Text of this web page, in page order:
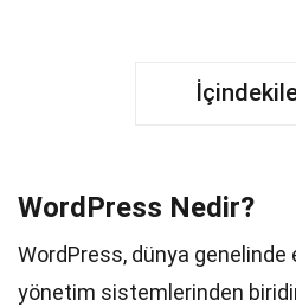
WordPress Nedir?
WordPress, dünya genelinde
yönetim sistemlerinden